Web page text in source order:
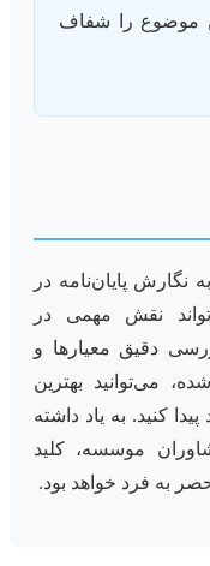
موضوع را شفاف
پایان‌نامه در
نقش مهمی در
دقیق معیارها و
می‌توانید بهترین
کنید. به یاد داشته
موسسه، کلید
به فرد خواهد بود.